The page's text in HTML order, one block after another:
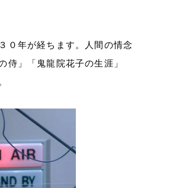
０年が経ちます。人間の情念
侍」「鬼龍院花子の生涯」